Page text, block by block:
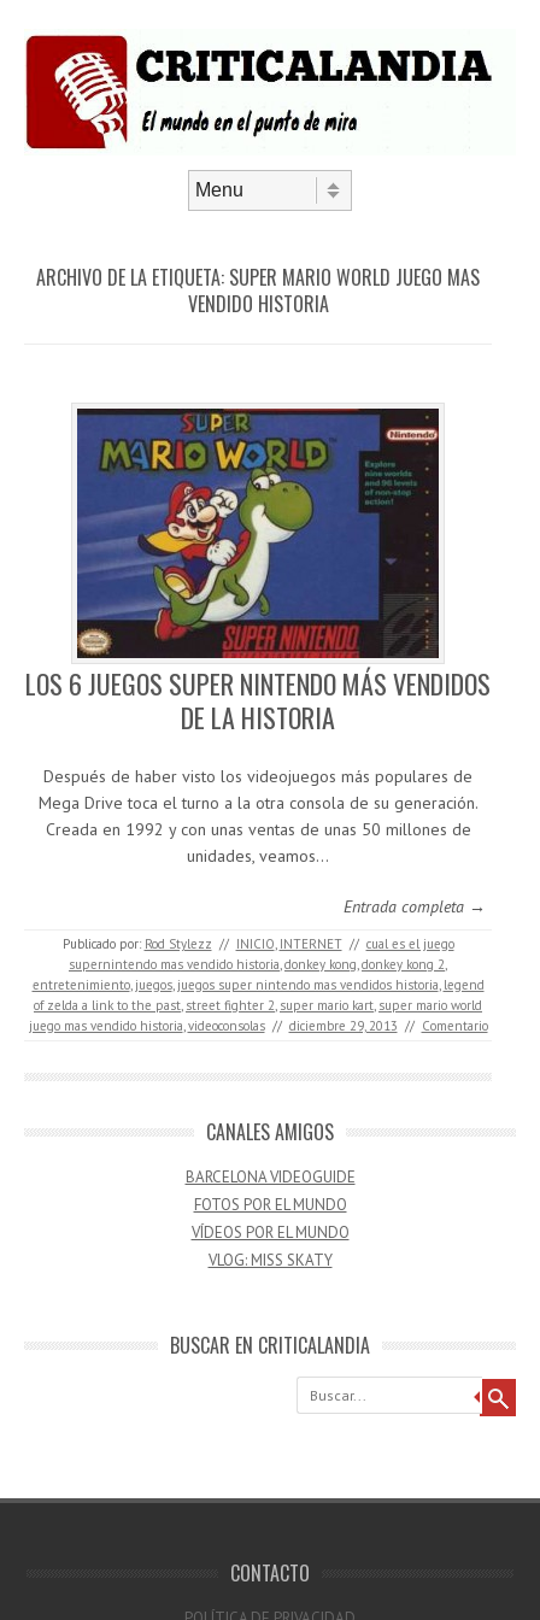
ARCHIVO DE LA ETIQUETA: SUPER MARIO WORLD JUEGO MAS
VENDIDO HISTORIA
LOS 6 JUEGOS SUPER NINTENDO MÁS VENDIDOS
DE LA HISTORIA
Después de haber visto los videojuegos más populares de
Mega Drive toca el turno a la otra consola de su generación.
Creada en 1992 y con unas ventas de unas 50 millones de
unidades, veamos…
Entrada completa →
Publicado por: Rod Stylezz // INICIO, INTERNET // cual es el juego
supernintendo mas vendido historia,donkey kong,donkey kong 2,
entretenimiento, juegos, juegos super nintendo mas vendidos historia, legend
of zelda a link to the past, street fighter 2, super mario kart, super mario world
juego mas vendido historia,videoconsolas // diciembre 29, 2013 // Comentario
CANALES AMIGOS
BARCELONA VIDEOGUIDE
FOTOS POR EL MUNDO
VÍDEOS POR EL MUNDO
VLOG: MISS SKATY
BUSCAR EN CRITICALANDIA
Buscar
CONTACTO